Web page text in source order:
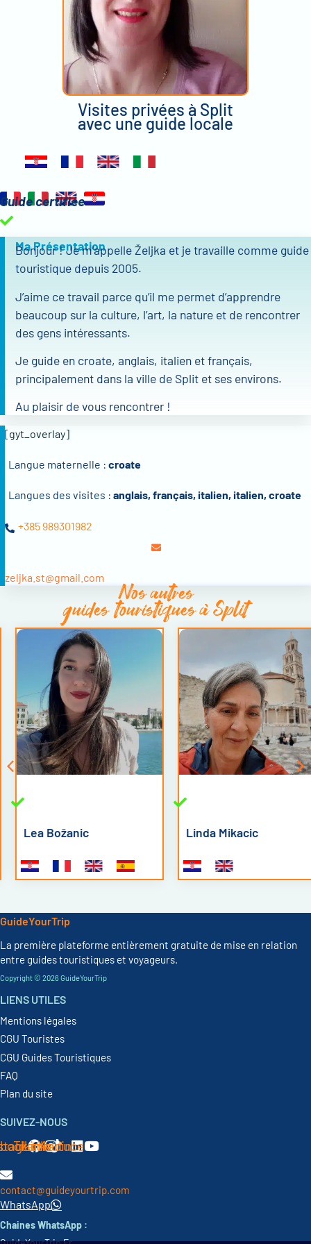
Visites privées à Split
avec une guide locale
Guide certifiée
Ma Présentation
Bonjour ! Je m’appelle Željka et je travaille comme guide
touristique depuis 2005.
J’aime ce travail parce qu’il me permet d’apprendre
beaucoup sur la culture, l’art, la nature et de rencontrer
des gens intéressants.
Je guide en croate, anglais, italien et français,
principalement dans la ville de Split et ses environs.
Au plaisir de vous rencontrer !
[gyt_overlay]
Langue maternelle : croate
Langues des visites : anglais, français, italien, italien, croate
+385 989301982
zeljka.st@gmail.com
Nos autres
guides touristiques à Split
Lea Božanic Linda Mikacic
GuideYourTrip
La première plateforme entièrement gratuite de mise en relation
entre guides touristiques et voyageurs.
Copyright © 2026 GuideYourTrip
LIENS UTILES
Mentions légales
CGU Touristes
CGU Guides Touristiques
FAQ
Plan du site
SUIVEZ-NOUS
Tiktok
Linkedin
Youtube
contact@guideyourtrip.com
WhatsApp
Chaines WhatsApp :